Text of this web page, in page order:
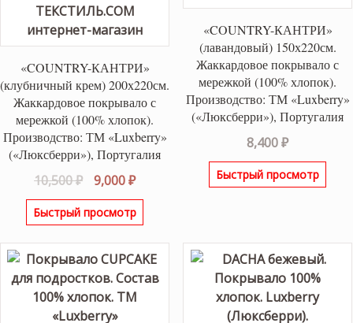
«COUNTRY-КАНТРИ»
(клубничный крем) 200х220см.
Жаккардовое покрывало с
мережкой (100% хлопок).
Производство: ТМ «Luxberry»
(«Люксберри»), Португалия
10,500₽
Первоначальная
цена
составляла
9,000₽Текущая
цена:
9,000 ₽.
Быстрый просмотр
«COUNTRY-КАНТРИ»
(лавандовый) 150х220см.
Жаккардовое покрывало с
мережкой (100% хлопок).
Производство: ТМ «Luxberry»
(«Люксберри»), Португалия
8,400₽
Быстрый просмотр